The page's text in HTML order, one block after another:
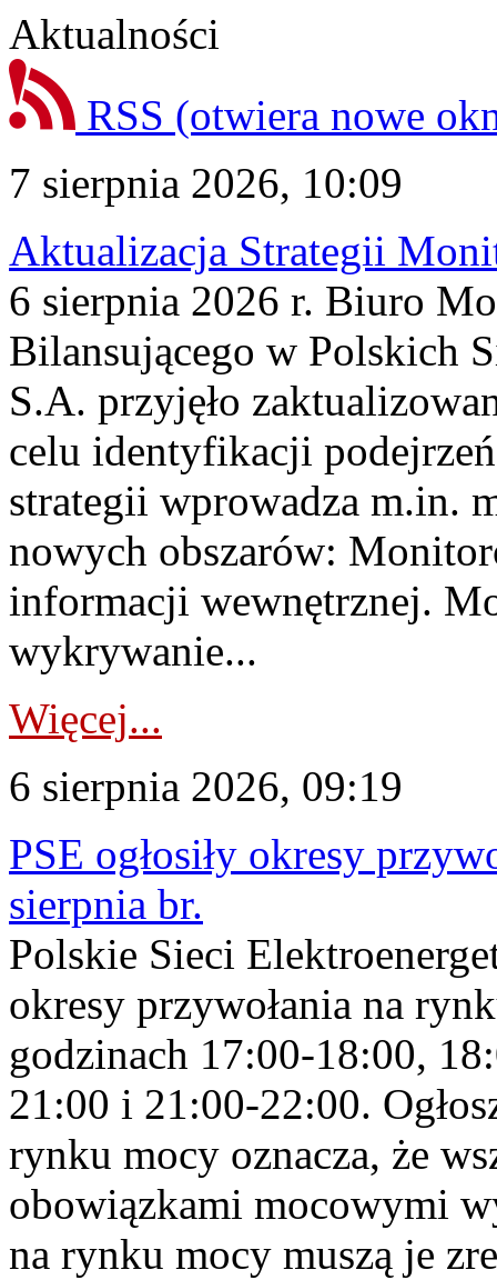
Aktualności
RSS (otwiera nowe
7 sierpnia 2026, 10:09
Aktualizacja Strategii
6 sierpnia 2026 r. Biuro
Bilansującego w Polskich
S.A. przyjęło
celu identyfikacji
strategii wprowadza m.in.
nowych obszarów:
informacji wewnętrznej.
wykrywanie...
Więcej...
6 sierpnia 2026, 09:19
PSE ogłosiły okresy
sierpnia br.
Polskie Sieci
okresy przywołania na
godzinach 17:00-18:00,
21:00 i 21:00-22:00.
rynku mocy oznacza, że
obowiązkami mocowymi
na rynku mocy muszą je